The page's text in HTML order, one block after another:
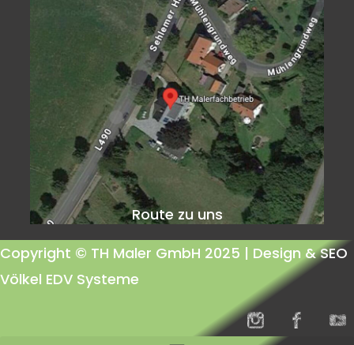
Route zu uns
Copyright © TH Maler GmbH 2025 | Design & SEO
Völkel EDV Systeme